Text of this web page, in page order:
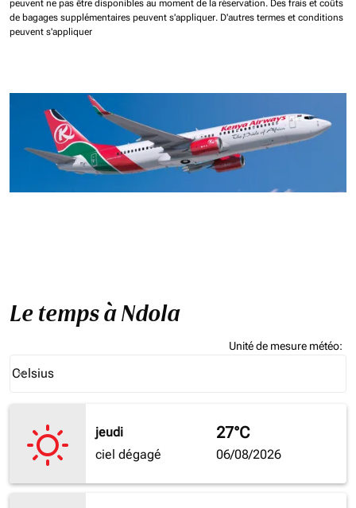
peuvent ne pas être disponibles au moment de la réservation. Des frais et coûts
de bagages supplémentaires peuvent s'appliquer. D'autres termes et conditions
peuvent s'appliquer
Le temps à Ndola
Unité de mesure météo:
Celsius
keyboard_arrow_down
jeudi
ciel dégagé
27°C
06/08/2026